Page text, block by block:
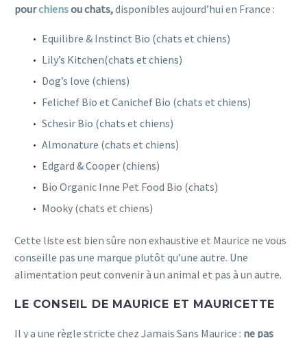
pourchiensou chats,disponibles aujourd’hui en France :
Equilibre & Instinct Bio (chats et chiens)
Lily’s Kitchen(chats et chiens)
Dog’s love (chiens)
Felichef Bio et Canichef Bio (chats et chiens)
Schesir Bio (chats et chiens)
Almonature (chats et chiens)
Edgard & Cooper (chiens)
Bio Organic Inne Pet Food Bio (chats)
Mooky (chats et chiens)
Cette liste est bien sûre non exhaustive et Maurice ne vous
conseille pas une marque plutôt qu’une autre. Une
alimentation peut convenir à un animal et pas à un autre.
LE CONSEIL DE MAURICE ET MAURICETTE
Il y a une règle stricte chez Jamais Sans Maurice : ne pas